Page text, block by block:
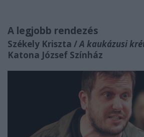
A legjobb rendezés
Székely Kriszta /A kaukázusi
Katona József Színház